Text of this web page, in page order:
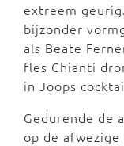
extreem
bijzonder
als Beate
fles Chianti
in Joops
Gedurende de
op de